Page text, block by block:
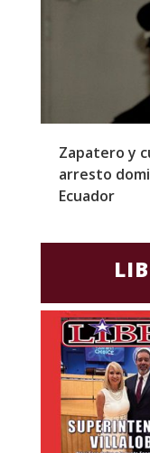
Zapatero y
arresto
Ecuador